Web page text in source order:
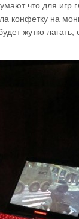
что для игр
конфетку на
жутко